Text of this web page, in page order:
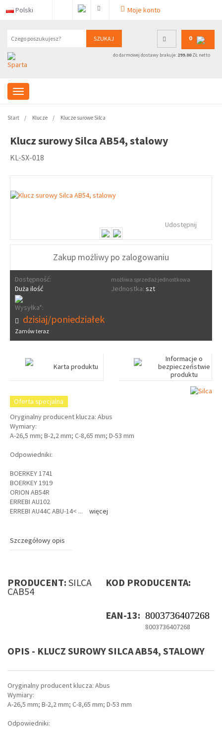
Polski Moje konto
SZUKAJ 0
do darmowej dostawy brakuje: 299.00ZŁ netto
Start Klucze Klucze surowe Silca
Klucz surowy Silca AB54, stalowy
KL-SX-018
Udostępnij
Zakup możliwy po zalogowaniu
Dostępność:
Duża ilość
możliwa sprzedaż jednostkowa
Jednostka: szt
Wysyłka*:
dzisiaj/poniedziałek
Zamów teraz
Karta produktu
Informacje o
bezpieczeństwie
produktu
Oferta specjalna
Oryginalny producent klucza: Abus
Wymiary:
A-26,5 mm; B-2,2 mm; C-8,65 mm; D-53 mm
Odpowiedniki:
BOERKEY 1741
BOERKEY 1919
ORION AB54R
ERREBI AU102
ERREBI AU44C ABU-14< ... więcej
Szczegółowy opis
PRODUCENT: SILCA KOD PRODUCENTA:
CAB54
EAN-13: 8003736407268
8003736407268
OPIS - KLUCZ SUROWY SILCA AB54, STALOWY
Oryginalny producent klucza: Abus
Wymiary:
A-26,5 mm; B-2,2 mm; C-8,65 mm; D-53 mm
Odpowiedniki: